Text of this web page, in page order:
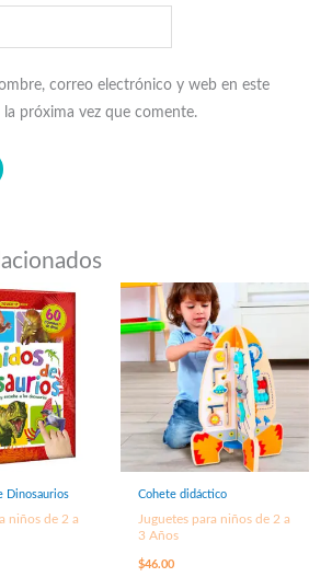
correo electrónico y web en este
la próxima vez que comente.
Dinosaurios
niños de 2 a
Cohete didáctico
Juguetes para niños de 2 a
3 Años
$46.00